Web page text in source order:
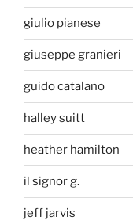
giulio pianese
giuseppe granieri
guido catalano
halley suitt
heather hamilton
il signor g.
jeff jarvis